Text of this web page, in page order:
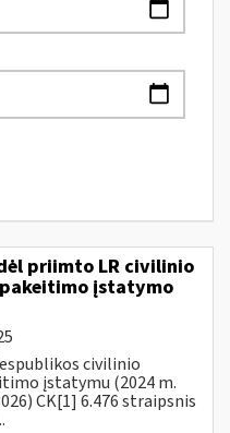
priimto LR civilinio
įstatymo
civilinio
įstatymu (2024 m.
CK[1] 6.476 straipsnis